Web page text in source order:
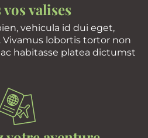
vos valises
vehicula id dui eget,
lobortis tortor non
habitasse platea dictumst